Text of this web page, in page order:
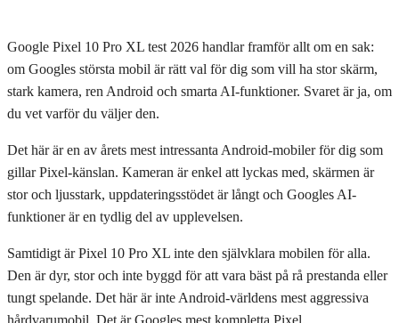
Google Pixel 10 Pro XL test 2026 handlar framför allt om en sak:
om Googles största mobil är rätt val för dig som vill ha stor skärm,
stark kamera, ren Android och smarta AI-funktioner. Svaret är ja, om
du vet varför du väljer den.
Det här är en av årets mest intressanta Android-mobiler för dig som
gillar Pixel-känslan. Kameran är enkel att lyckas med, skärmen är
stor och ljusstark, uppdateringsstödet är långt och Googles AI-
funktioner är en tydlig del av upplevelsen.
Samtidigt är Pixel 10 Pro XL inte den självklara mobilen för alla.
Den är dyr, stor och inte byggd för att vara bäst på rå prestanda eller
tungt spelande. Det här är inte Android-världens mest aggressiva
hårdvarumobil. Det är Googles mest kompletta Pixel.